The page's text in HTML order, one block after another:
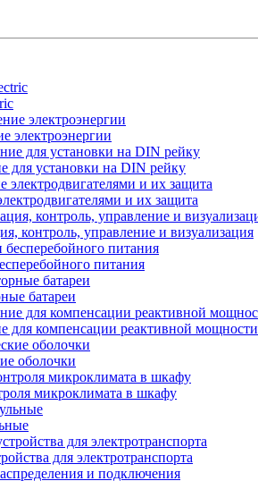
электроэнергии
для установки на DIN рейку
и их защита
контроль, управление и визуализация
питания
батареи
для компенсации реактивной мощности
оболочки
микроклимата в шкафу
для электротранспорта